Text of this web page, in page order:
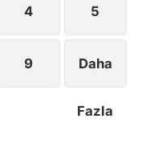
4 5
9 Daha
Fazla